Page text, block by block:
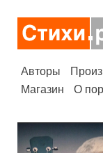
Авторы
Магазин
О